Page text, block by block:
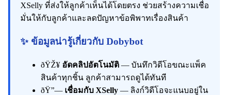
XSelly ที่ส่งให้ลูกค้าเห็นได้โดยตรง ช่วยสร้างความเชื่อ
มั่นให้กับลูกค้าและลดปัญหาข้อพิพาทเรื่องสินค้า
✨ ข้อมูลน่ารู้เกี่ยวกับ Dobybot
ðŸŽ¥ อัดคลิปอัตโนมัติ — บันทึกวิดีโอขณะแพ็ค
สินค้าทุกชิ้น ลูกค้าสามารถดูได้ทันที
ðŸ”— เชื่อมกับ XSelly — ลิงก์วิดีโอจะแนบอยู่ใน